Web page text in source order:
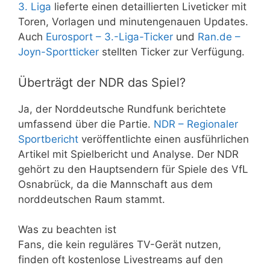
3. Liga lieferte einen detaillierten Liveticker mit
Toren, Vorlagen und minutengenauen Updates.
Auch Eurosport – 3.-Liga-Ticker und Ran.de –
Joyn-Sportticker stellten Ticker zur Verfügung.
Überträgt der NDR das Spiel?
Ja, der Norddeutsche Rundfunk berichtete
umfassend über die Partie. NDR – Regionaler
Sportbericht veröffentlichte einen ausführlichen
Artikel mit Spielbericht und Analyse. Der NDR
gehört zu den Hauptsendern für Spiele des VfL
Osnabrück, da die Mannschaft aus dem
norddeutschen Raum stammt.
Was zu beachten ist
Fans, die kein reguläres TV-Gerät nutzen,
finden oft kostenlose Livestreams auf den